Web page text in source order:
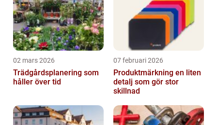
02 mars 2026
Trädgårdsplanering som
håller över tid
07 februari 2026
Produktmärkning en liten
detalj som gör stor
skillnad